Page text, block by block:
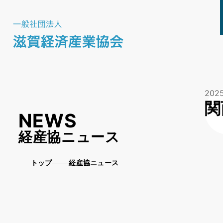
NEWS
経産協ニュース
トップ 経産協ニュース